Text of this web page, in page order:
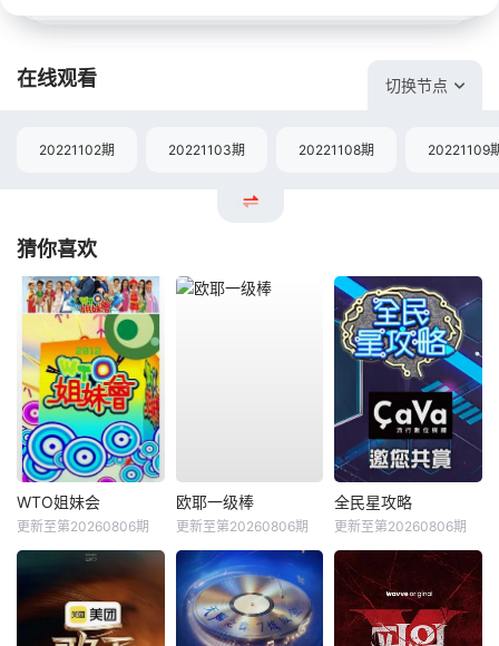
在线观看 切换节点
20221102期 20221103期 20221108期 20221109
猜你喜欢
WTO姐妹会
更新至第20260806期
欧耶一级棒
更新至第20260806期
全民星攻略
更新至第20260806期